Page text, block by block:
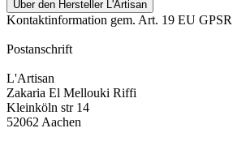
Über den Hersteller L'Artisan
Kontaktinformation gem. Art. 19 EU GPSR
Postanschrift
L'Artisan
Zakaria El Mellouki Riffi
Kleinköln str 14
52062 Aachen